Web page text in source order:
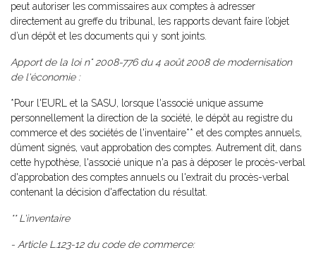
peut autoriser les commissaires aux comptes à adresser
directement au greffe du tribunal, les rapports devant faire l’objet
d’un dépôt et les documents qui y sont joints.
Apport de la loi n° 2008-776 du 4 août 2008 de modernisation
de l'économie :
*Pour l'EURL et la SASU, lorsque l'associé unique assume
personnellement la direction de la société, le dépôt au registre du
commerce et des sociétés de l'inventaire** et des comptes annuels,
dûment signés, vaut approbation des comptes. Autrement dit, dans
cette hypothèse, l'associé unique n'a pas à déposer le procès-verbal
d'approbation des comptes annuels ou l'extrait du procès-verbal
contenant la décision d'affectation du résultat.
** L'inventaire
- Article L.123-12 du code de commerce: